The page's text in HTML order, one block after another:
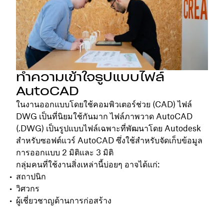
ทำความเข้าใจรูปแบบไฟล์
AutoCAD
ในงานออกแบบโดยใช้คอมพิวเตอร์ช่วย (CAD) ไฟล์
DWG เป็นที่นิยมใช้กันมาก ไฟล์ภาพวาด AutoCAD
(.DWG) เป็นรูปแบบไฟล์เฉพาะที่พัฒนาโดย Autodesk
สำหรับซอฟต์แวร์ AutoCAD ซึ่งใช้สำหรับจัดเก็บข้อมูล
การออกแบบ 2 มิติและ 3 มิติ
กลุ่มคนที่ใช้งานสิ่งเหล่านี้บ่อยๆ อาจได้แก่:
สถาปนิก
วิศวกร
ผู้เชี่ยวชาญด้านการก่อสร้าง